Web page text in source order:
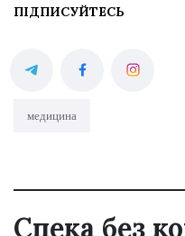
ПІДПИСУЙТЕСЬ
медицина
Спека без